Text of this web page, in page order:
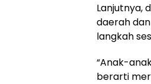
Lanjutnya,
daerah
langkah
“Anak-
berarti